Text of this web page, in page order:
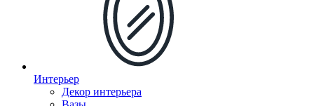
Интерьер
Декор интерьера